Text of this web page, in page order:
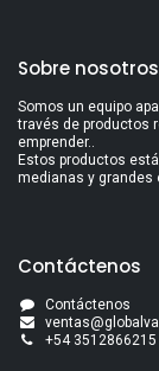
Sobre nosotros
Somos un equipo
través de productos
emprender..
Estos productos
medianas y grandes
Contáctenos
Contáctenos
+54 3512866215